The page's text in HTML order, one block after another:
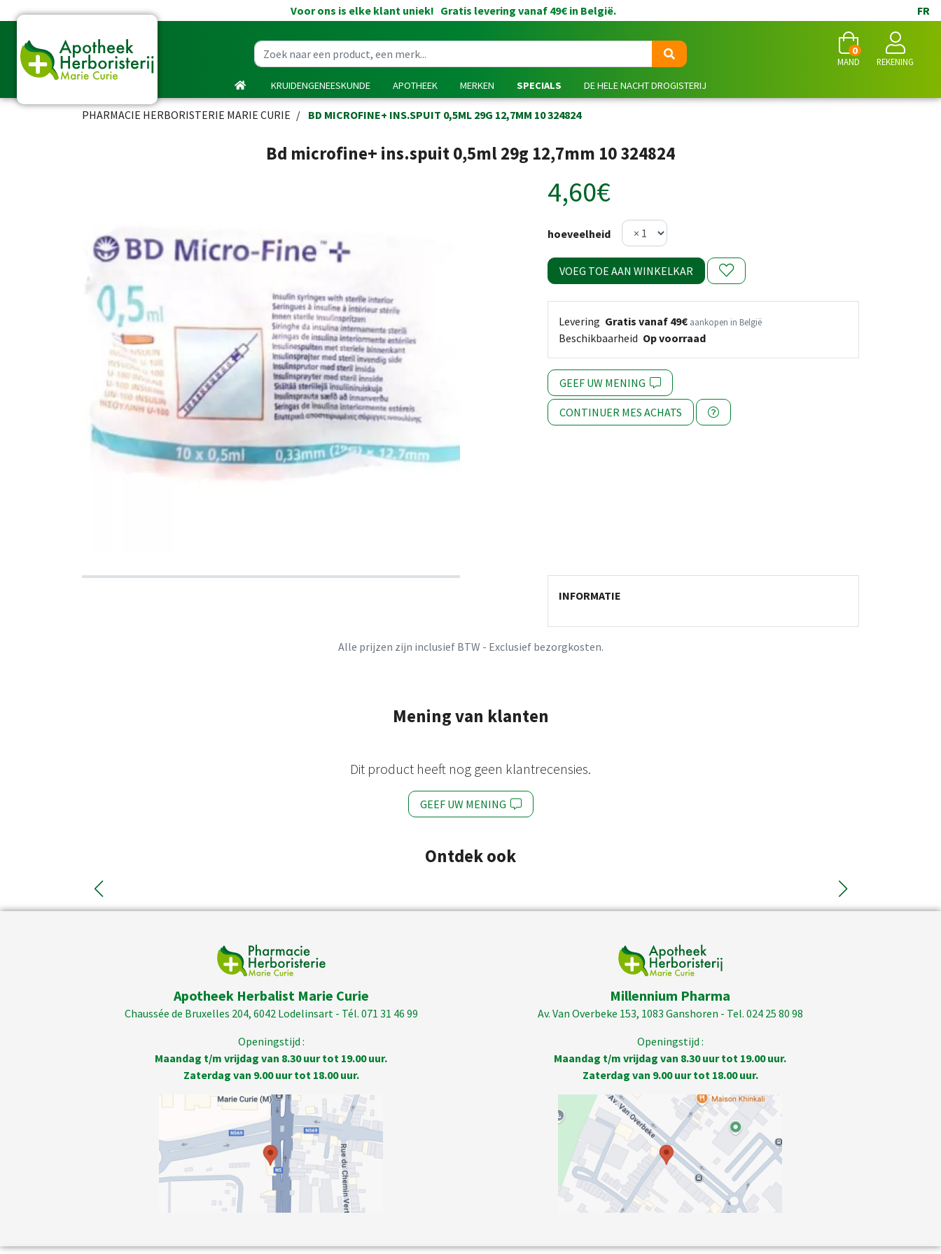
Voor ons is elke klant uniek! Gratis levering vanaf 49€ in België. FR
MAND
0
REKENING
KRUIDENGENEESKUNDE APOTHEEK MERKEN SPECIALS DE HELE NACHT DROGISTERIJ
PHARMACIE HERBORISTERIE MARIE CURIE BD MICROFINE+ INS.SPUIT 0,5ML 29G 12,7MM 10 324824
Bd microfine+ ins.spuit 0,5ml 29g 12,7mm 10 324824
4,60€
hoeveelheid
VOEG TOE AAN WINKELKAR
Levering Gratis vanaf 49€ aankopen in België
Beschikbaarheid Op voorraad
GEEF UW MENING
CONTINUER MES ACHATS
INFORMATIE
Alle prijzen zijn inclusief BTW - Exclusief bezorgkosten.
Mening van klanten
Dit product heeft nog geen klantrecensies.
GEEF UW MENING
Ontdek ook
Apotheek Herbalist Marie Curie
Chaussée de Bruxelles 204, 6042 Lodelinsart - Tél. 071 31 46 99
Openingstijd :
Maandag t/m vrijdag van 8.30 uur tot 19.00 uur.
Zaterdag van 9.00 uur tot 18.00 uur.
Millennium Pharma
Av. Van Overbeke 153, 1083 Ganshoren - Tel. 024 25 80 98
Openingstijd :
Maandag t/m vrijdag van 8.30 uur tot 19.00 uur.
Zaterdag van 9.00 uur tot 18.00 uur.